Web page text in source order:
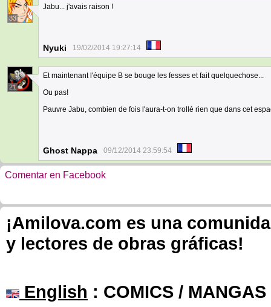
33
Jabu... j'avais raison !
Nyuki 19/02/2014 19:27:14
21
Et maintenant l'équipe B se bouge les fesses et fait quelquechose...
Ou pas!
Pauvre Jabu, combien de fois l'aura-t-on trollé rien que dans cet
Ghost Nappa 09/12/2014 23:59:54
Comentar en Facebook
¡Amilova.com es una
y lectores de obras gráficas!
English : COMICS /